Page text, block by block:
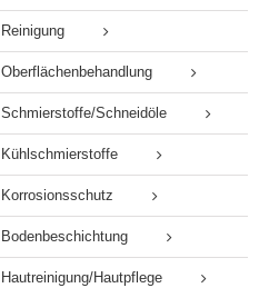
Reinigung
Oberflächenbehandlung
Schmierstoffe/Schneidöle
Kühlschmierstoffe
Korrosionsschutz
Bodenbeschichtung
Hautreinigung/Hautpflege